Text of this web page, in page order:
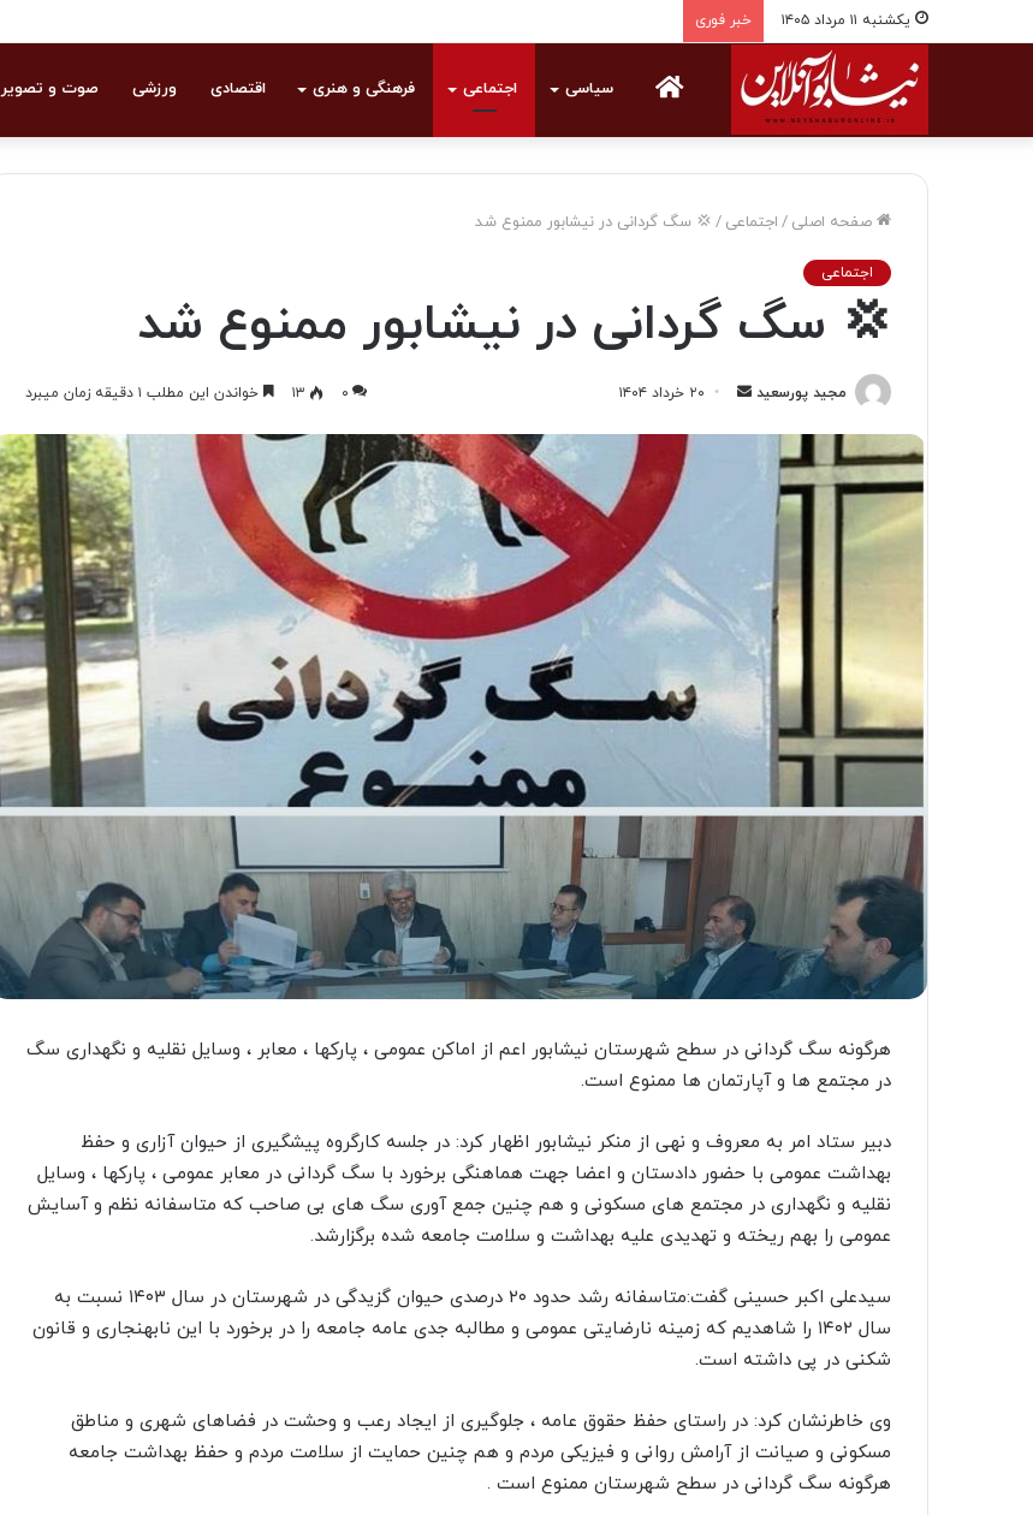
یکشنبه ۱۱ مرداد ۱۴۰۵ خبر فوری
سیاسی اجتماعی فرهنگی و هنری اقتصادی ورزشی صوت و تصویر
صفحه اصلی / اجتماعی / 💢 سگ گردانی در نیشابور ممنوع شد
اجتماعی
💢 سگ گردانی در نیشابور ممنوع شد
مجید پورسعید
ی
۲۰ خرداد ۱۴۰۴ ۰ ۱۳ خواندن این مطلب ۱ دقیقه زمان میبرد
هرگونه سگ گردانی در سطح شهرستان نیشابور اعم از اماکن عمومی ، پارکها ، معابر ، وسایل نقلیه و نگهداری سگ
در مجتمع ها و آپارتمان ها ممنوع است.
دبیر ستاد امر به معروف و نهی از منکر نیشابور اظهار کرد: در جلسه کارگروه پیشگیری از حیوان آزاری و حفظ
بهداشت عمومی با حضور دادستان و اعضا جهت هماهنگی برخورد با سگ گردانی در معابر عمومی ، پارکها ، وسایل
نقلیه و نگهداری در مجتمع های مسکونی و هم چنین جمع آوری سگ های بی صاحب که متاسفانه نظم و آسایش
عمومی را بهم ریخته و تهدیدی علیه بهداشت و سلامت جامعه شده برگزارشد.
سیدعلی اکبر حسینی گفت:متاسفانه رشد حدود ۲۰ درصدی حیوان گزیدگی در شهرستان در سال ۱۴۰۳ نسبت به
سال ۱۴۰۲ را شاهدیم که زمینه نارضایتی عمومی و مطالبه جدی عامه جامعه را در برخورد با این نابهنجاری و قانون
شکنی در پی داشته است.
وی خاطرنشان کرد: در راستای حفظ حقوق عامه ، جلوگیری از ایجاد رعب و وحشت در فضاهای شهری و مناطق
مسکونی و صیانت از آرامش روانی و فیزیکی مردم و هم چنین حمایت از سلامت مردم و حفظ بهداشت جامعه
هرگونه سگ گردانی در سطح شهرستان ممنوع است .